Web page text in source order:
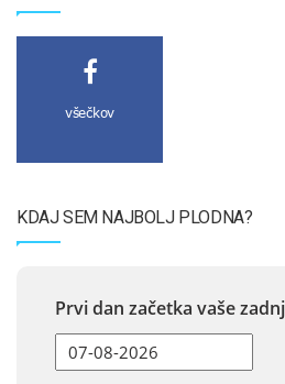
všečkov
KDAJ SEM NAJBOLJ PLODNA?
Prvi dan začetka vaše